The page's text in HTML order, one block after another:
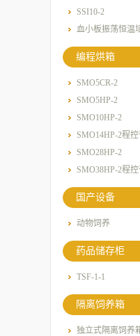
SSI10-2
血小板振荡恒温
编程烘箱
SMO5CR-2
SMO5HP-2
SMO10HP-2
SMO14HP-2程
SMO28HP-2
SMO38HP-2程
国产设备
动物饲养
药品储存柜
TSF-1-1
隔离饲养箱
独立式隔离饲养